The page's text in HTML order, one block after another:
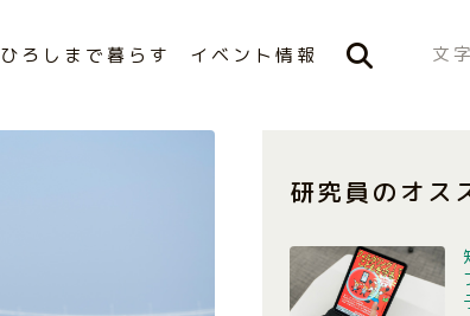
ひろしまで暮らす イベント情報 文
研究員のオス